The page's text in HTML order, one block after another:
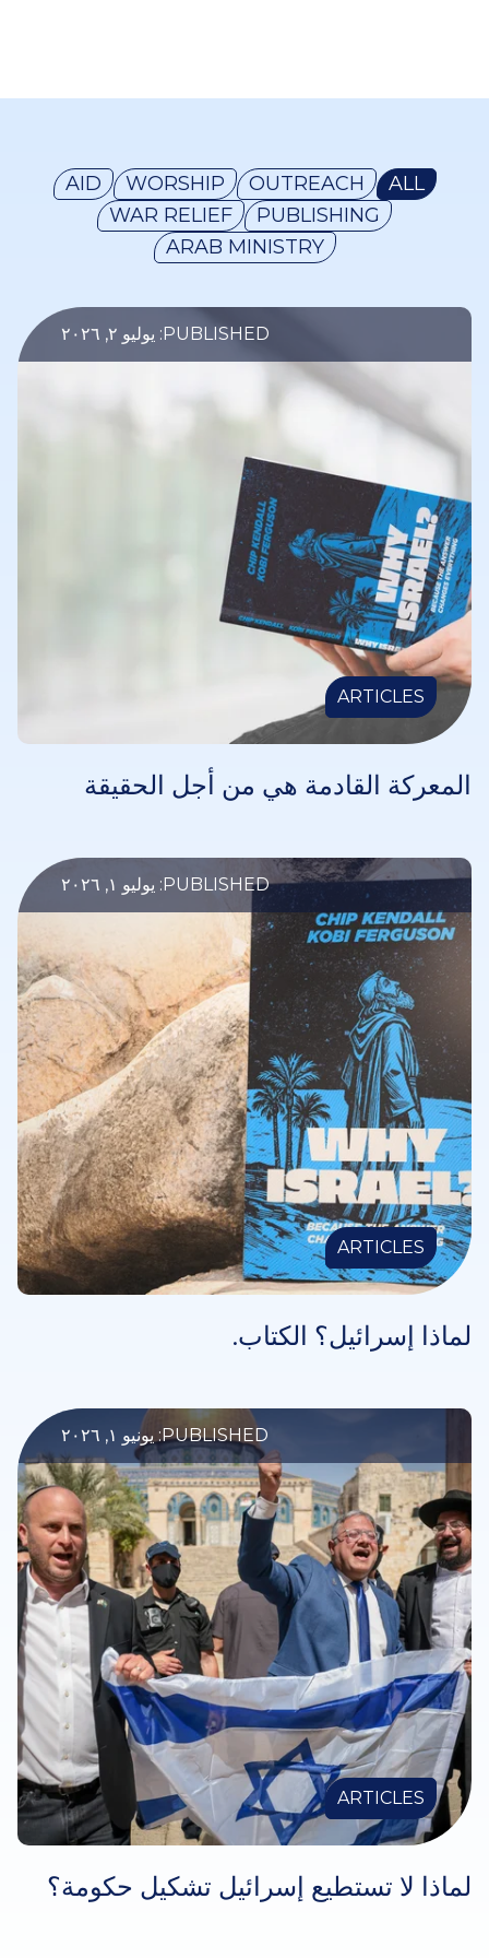
ALL
OUTREACH
WORSHIP
AID
PUBLISHING
WAR RELIEF
ARAB MINISTRY
PUBLISHED: يوليو ٢, ٢٠٢٦
ARTICLES
المعركة القادمة هي من أجل الحقيقة
PUBLISHED: يوليو ١, ٢٠٢٦
ARTICLES
لماذا إسرائيل؟ الكتاب.
PUBLISHED: يونيو ١, ٢٠٢٦
ARTICLES
لماذا لا تستطيع إسرائيل تشكيل حكومة؟